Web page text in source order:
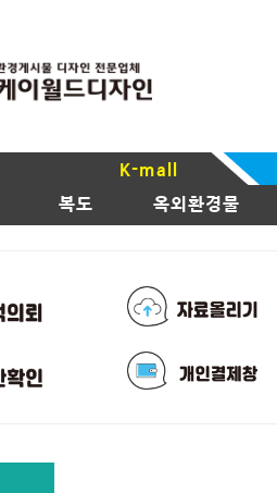
K-mall
복도 옥외환경물